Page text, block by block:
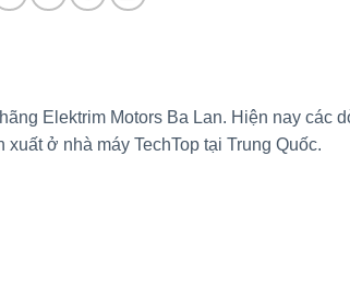
Elektrim Motors Ba Lan. Hiện nay các
ở nhà máy TechTop tại Trung Quốc.